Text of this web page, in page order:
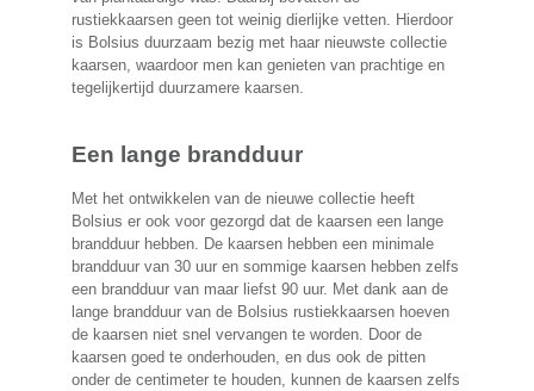
rustiekkaarsen geen tot weinig dierlijke vetten. Hierdoor
is Bolsius duurzaam bezig met haar nieuwste collectie
kaarsen, waardoor men kan genieten van prachtige en
tegelijkertijd duurzamere kaarsen.
Een lange brandduur
Met het ontwikkelen van de nieuwe collectie heeft
Bolsius er ook voor gezorgd dat de kaarsen een lange
brandduur hebben. De kaarsen hebben een minimale
brandduur van 30 uur en sommige kaarsen hebben zelfs
een brandduur van maar liefst 90 uur. Met dank aan de
lange brandduur van de Bolsius rustiekkaarsen hoeven
de kaarsen niet snel vervangen te worden. Door de
kaarsen goed te onderhouden, en dus ook de pitten
onder de centimeter te houden, kunnen de kaarsen zelfs